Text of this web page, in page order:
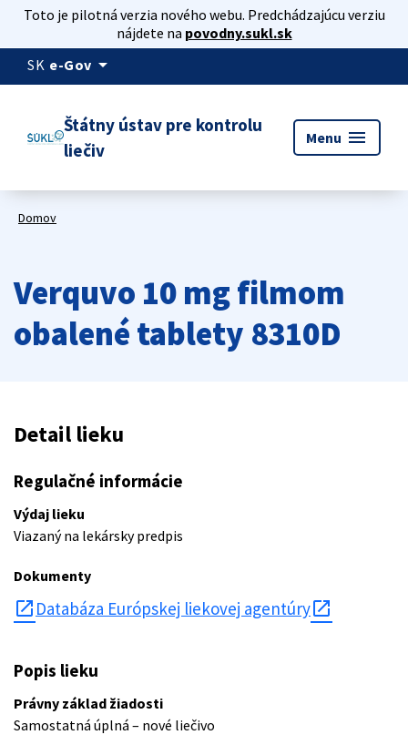
Toto je pilotná verzia nového webu. Predchádzajúcu verziu
nájdete na povodny.sukl.sk
SK e-Gov arrow_drop_down
Štátny ústav pre kontrolu
liečiv
Menu menu
Domov
Verquvo 10 mg filmom
obalené tablety 8310D
Detail lieku
Regulačné informácie
Výdaj lieku
Viazaný na lekársky predpis
Dokumenty
open_in_new Databáza Európskej liekovej agentúry
Popis lieku
Právny základ žiadosti
Samostatná úplná – nové liečivo